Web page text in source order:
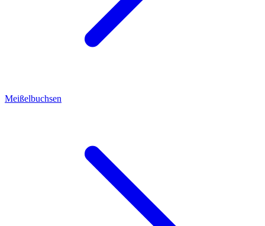
Meißelbuchsen